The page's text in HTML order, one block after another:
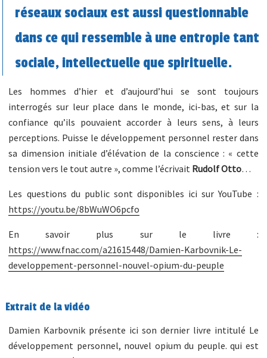
réseaux sociaux est aussi questionnable
dans ce qui ressemble à une entropie tant
sociale, intellectuelle que spirituelle.
Les hommes d’hier et d’aujourd’hui se sont toujours
interrogés sur leur place dans le monde, ici-bas, et sur la
confiance qu’ils pouvaient accorder à leurs sens, à leurs
perceptions. Puisse le développement personnel rester dans
sa dimension initiale d’élévation de la conscience : « cette
tension vers le tout autre », comme l’écrivait Rudolf Otto…
Les questions du public sont disponibles ici sur YouTube :
https://youtu.be/8bWuWO6pcfo
En savoir plus sur le livre :
https://www.fnac.com/a21615448/Damien-Karbovnik-Le-
developpement-personnel-nouvel-opium-du-peuple
Extrait de la vidéo
Damien Karbovnik présente ici son dernier livre intitulé Le
développement personnel, nouvel opium du peuple. qui est